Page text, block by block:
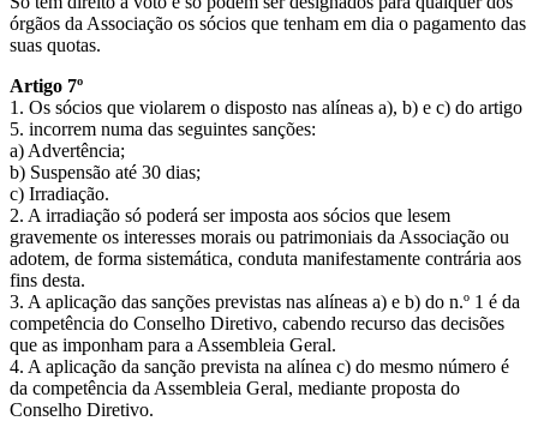
órgãos da Associação os sócios que tenham em dia o pagamento das
suas quotas.
Artigo 7º
1. Os sócios que violarem o disposto nas alíneas a), b) e c) do artigo
5. incorrem numa das seguintes sanções:
a) Advertência;
b) Suspensão até 30 dias;
c) Irradiação.
2. A irradiação só poderá ser imposta aos sócios que lesem
gravemente os interesses morais ou patrimoniais da Associação ou
adotem, de forma sistemática, conduta manifestamente contrária aos
fins desta.
3. A aplicação das sanções previstas nas alíneas a) e b) do n.º 1 é da
competência do Conselho Diretivo, cabendo recurso das decisões
que as imponham para a Assembleia Geral.
4. A aplicação da sanção prevista na alínea c) do mesmo número é
da competência da Assembleia Geral, mediante proposta do
Conselho Diretivo.